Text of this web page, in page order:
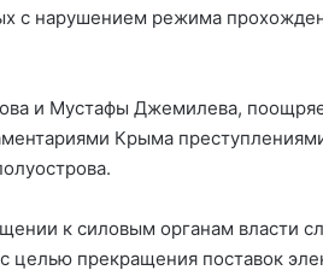
с нарушением режима
и Мустафы Джемилева,
Крыма
к силовым органам власти
целью прекращения поставок